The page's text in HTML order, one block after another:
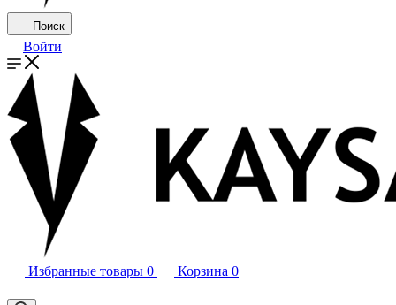
Поиск
Войти
Избранные товары 0 Корзина 0